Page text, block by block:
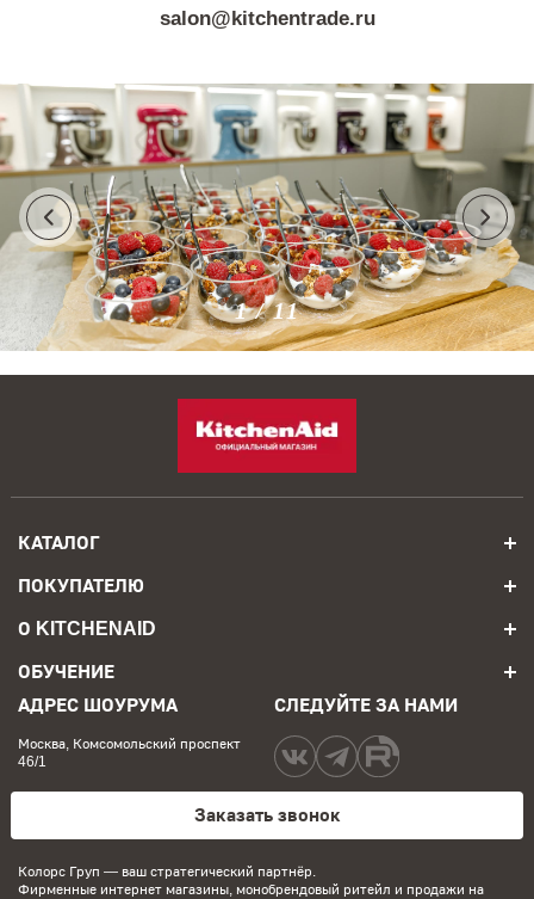
salon@kitchentrade.ru
1/ 11
КАТАЛОГ
ПОКУПАТЕЛЮ
О KITCHENAID
ОБУЧЕНИЕ
АДРЕС ШОУРУМА
Москва, Комсомольский проспект
46/1
СЛЕДУЙТЕ ЗА НАМИ
Заказать звонок
Колорс Груп — ваш стратегический партнёр.
Фирменные интернет магазины, монобрендовый ритейл и продажи на